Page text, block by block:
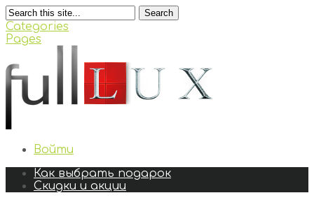
Search
Categories
Pages
Войти
Как выбрать подарок
Скидки и акции